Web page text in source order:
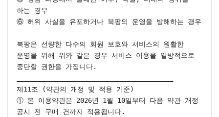
하는 경우
⑥ 허위 사실을 유포하거나 북팡의 운영을 방해하는 경우
북팡은 선량한 다수의 회원 보호와 서비스의 원활한
운영을 위해 위와 같은 경우 서비스 이용을 일방적으로
중단할 권한을 가집니다.
제11조 (약관의 개정 및 적용 기준)
① 본 이용약관은 2026년 1월 10일부터 다음 약관 개정
공시 전 구매 건까지 적용됩니다.